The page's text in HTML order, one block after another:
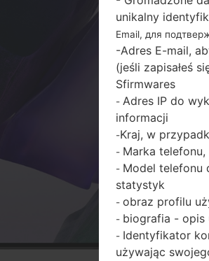
jest
unikalny
Email, для
-Adres E-mail,
(jeśli zapisałeś
Sfirmwares
- Adres IP do
informacji
-Kraj, w
- Marka
- Model telefonu
statystyk
- obraz profilu
- biografia - opis
- Identyfikator
używając